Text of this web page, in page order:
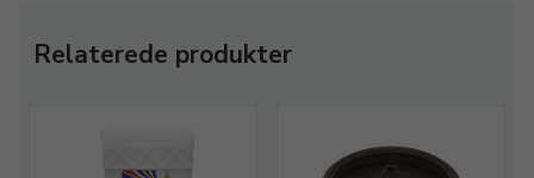
Relaterede produkter